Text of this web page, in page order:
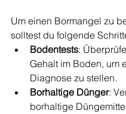
Um einen Bormangel zu
solltest du folgende
Bodentests:
Gehalt im Boden, um
Diagnose zu stellen.
Borhaltige Dünger:
borhaltige